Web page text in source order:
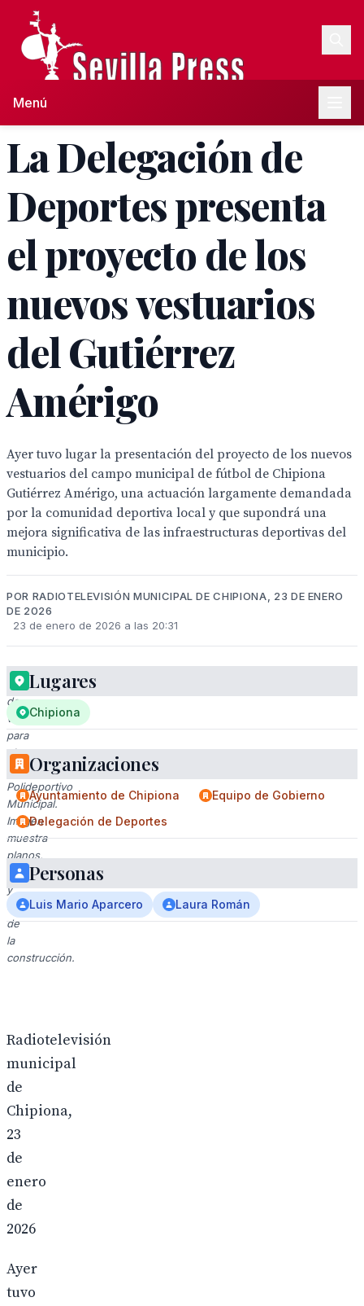
Menú
La Delegación de
Deportes presenta
el proyecto de los
nuevos vestuarios
del Gutiérrez
Amérigo
Ayer tuvo lugar la presentación del proyecto de los nuevos
vestuarios del campo municipal de fútbol de Chipiona
Gutiérrez Amérigo, una actuación largamente demandada
por la comunidad deportiva local y que supondrá una
mejora significativa de las infraestructuras deportivas del
municipio.
POR RADIOTELEVISIÓN MUNICIPAL DE CHIPIONA, 23 DE ENERO
DE 2026
23 de enero de 2026 a las 20:31
Proyecto
de
vestuarios
para
el
Complejo
Polideportivo
Municipal.
Imagen
muestra
planos,
diseño
y
detalles
de
la
construcción.
Radiotelevisión
municipal
de
Chipiona,
23
de
enero
de
2026
Ayer
tuvo
Lugares
Chipiona
Organizaciones
Ayuntamiento de Chipiona
Equipo de Gobierno
Delegación de Deportes
Personas
Luis Mario Aparcero Laura Román